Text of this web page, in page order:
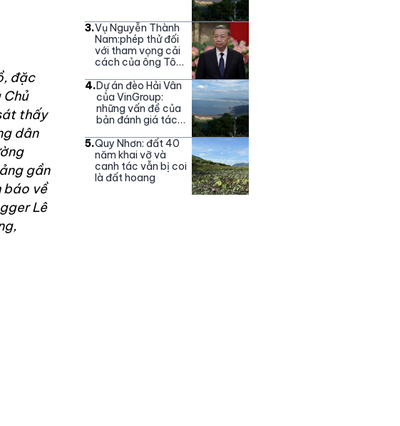
đặc
thấy
dân
gần
báo về
Lê
3.Vụ Nguyễn Thành
Nam:phép thử đối
với tham vọng cải
cách của ông Tô
4.Dự án đèo Hải Vân
của VinGroup:
những vấn đề của
bản đánh giá tác
5.Quy Nhơn: đất 40
năm khai vỡ và
canh tác vẫn bị coi
là đất hoang